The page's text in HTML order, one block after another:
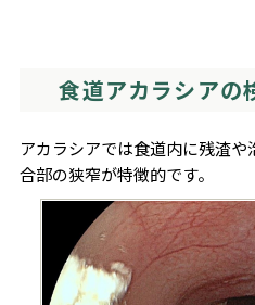
食道アカラシアの
アカラシアでは食道内に残渣
合部の狭窄が特徴的です。